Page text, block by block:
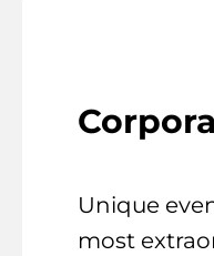
Unique
most